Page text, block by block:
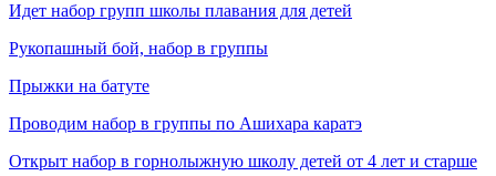
Идет набор групп школы плавания для детей
Рукопашный бой, набор в группы
Прыжки на батуте
Проводим набор в группы по Ашихара каратэ
Открыт набор в горнолыжную школу детей от 4 лет и старше